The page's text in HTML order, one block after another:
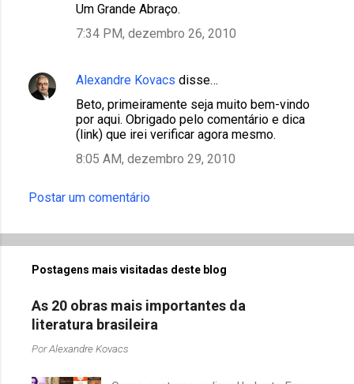
Um Grande Abraço.
7:34 PM, dezembro 26, 2010
Alexandre Kovacs disse…
Beto, primeiramente seja muito bem-vindo
por aqui. Obrigado pelo comentário e dica
(link) que irei verificar agora mesmo.
8:05 AM, dezembro 29, 2010
Postar um comentário
Postagens mais visitadas deste blog
As 20 obras mais importantes da
literatura brasileira
PorAlexandre Kovacs